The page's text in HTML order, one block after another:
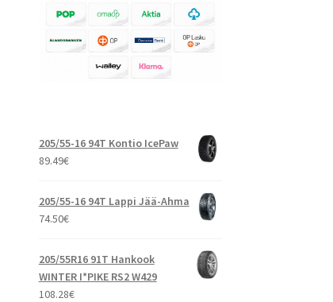
205/55-16 94T Kontio IcePaw
89.49€
205/55-16 94T Lappi Jää-Ahma
74.50€
205/55R16 91T Hankook
WINTER I*PIKE RS2 W429
108.28€